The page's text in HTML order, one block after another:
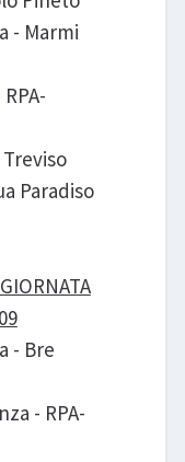
- Marmi
Paradiso
- Bre
- RPA-